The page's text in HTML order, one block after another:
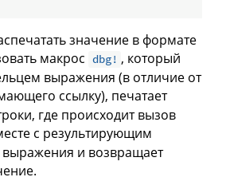
значение в формате
макрос dbg! , который
выражения (в отличие от
ссылку), печатает
где происходит вызов
с результирующим
выражения и возвращает